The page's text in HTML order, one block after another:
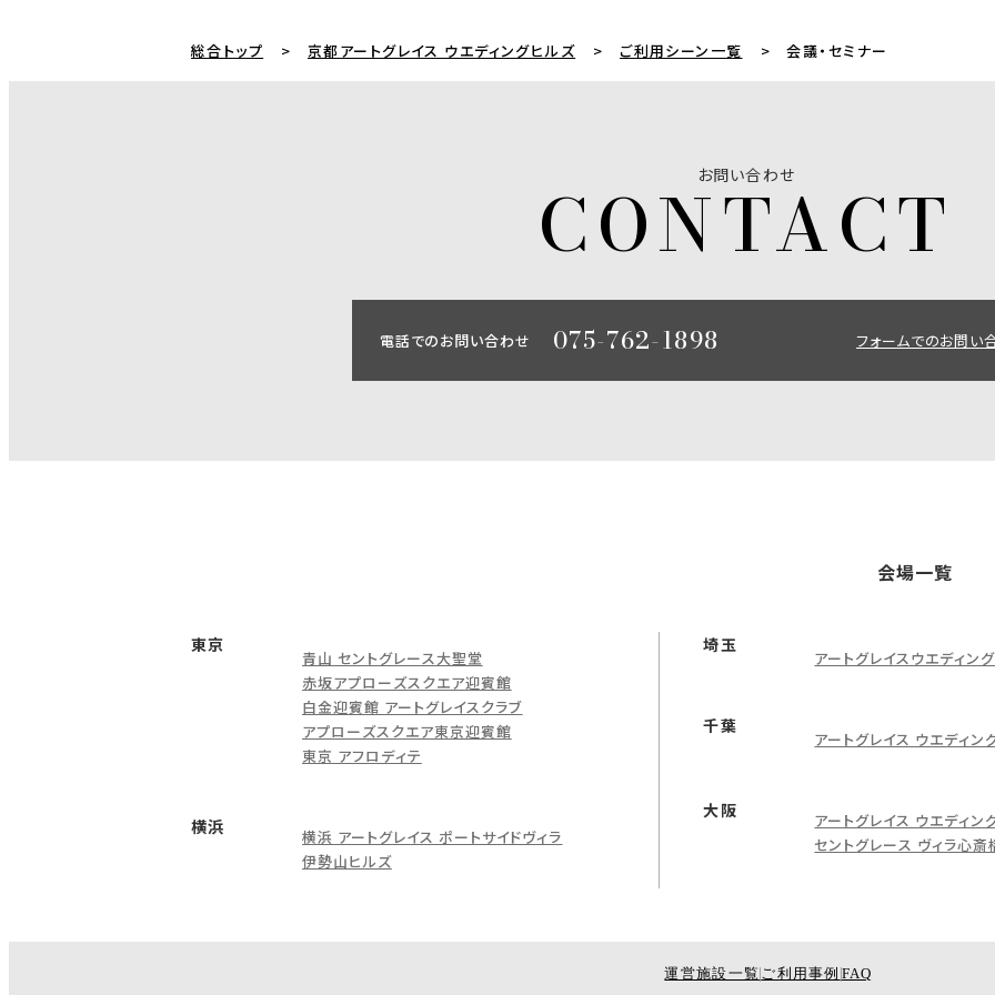
総合トップ 京都アートグレイス ウエディングヒルズ ご利用シーン一覧 会議・セミナー
お問い合わせ
電話でのお問い合わせ 075-762-1898 フォームでのお問い
会場一覧
東京
青山 セントグレース大聖堂
赤坂アプローズスクエア迎賓館
白金迎賓館 アートグレイスクラブ
アプローズスクエア東京迎賓館
東京 アフロディテ
横浜
横浜 アートグレイス ポートサイドヴィラ
伊勢山ヒルズ
埼玉
アートグレイスウエディン
千葉
アートグレイス ウエディ
大阪
アートグレイス ウエディン
セントグレース ヴィラ心斎
運営施設一覧 ご利用事例 FAQ